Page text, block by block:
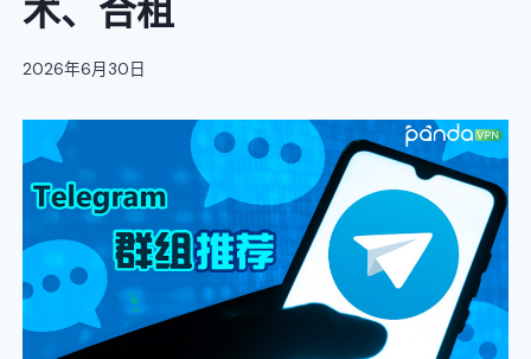
术、合租
2026年6月30日